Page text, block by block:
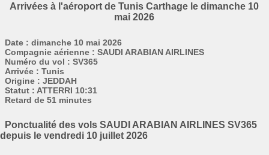
Arrivées à l'aéroport de Tunis Carthage le dimanche 10
mai 2026
Date : dimanche 10 mai 2026
Compagnie aérienne : SAUDI ARABIAN AIRLINES
Numéro du vol : SV365
Arrivée : Tunis
Origine : JEDDAH
Statut : ATTERRI 10:31
Retard de 51 minutes
Ponctualité des vols SAUDI ARABIAN AIRLINES SV365
depuis le vendredi 10 juillet 2026